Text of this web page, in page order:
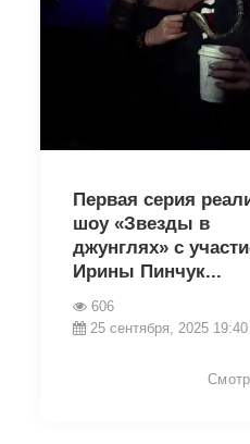
Первая серия
шоу «Звезды в
джунглях» с
Ирины Пинчук...
606
25 сентября, 2025 19:40